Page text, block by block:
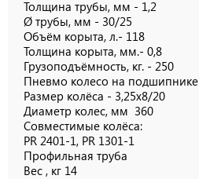
Толщина трубы, мм - 1,2
Ø трубы, мм - 30/25
Объём корыта, л.- 118
Толщина корыта, мм.- 0,8
Грузоподъёмность, кг. - 250
Пневмо колесо на подшипнике
Размер колёса - 3,25х8/20
Диаметр колес, мм 360
Совместимые колёса:
PR 2401-1, PR 1301-1
Профильная труба
Вес , кг 14